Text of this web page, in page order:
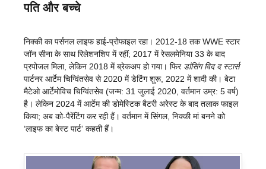
पति और बच्चे
निक्की का पर्सनल लाइफ हाई-प्रोफाइल रहा। 2012-18 तक WWE स्टार
जॉन सीना के साथ रिलेशनशिप में रहीं; 2017 में रेसलमेनिया 33 के बाद
प्रपोजल मिला, लेकिन 2018 में ब्रेकअप हो गया। फिर डांसिंग विद द स्टार्स
पार्टनर आर्टेम चिग्विंतसेव से 2020 में डेटिंग शुरू, 2022 में शादी की। बेटा
मैटेओ आर्टेमोविच चिग्विंतसेव (जन्म: 31 जुलाई 2020, वर्तमान उम्र: 5 वर्ष)
है। लेकिन 2024 में आर्टेम की डोमेस्टिक बैटरी अरेस्ट के बाद तलाक फाइल
किया; अब को-पैरेंटिंग कर रही हैं। वर्तमान में सिंगल, निक्की मां बनने को
‘लाइफ का बेस्ट पार्ट’ कहती हैं।